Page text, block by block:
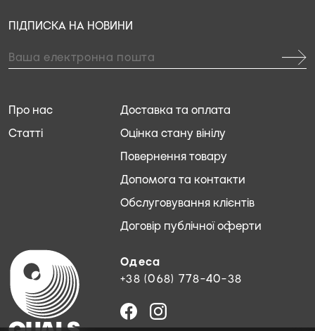
Одеса
+38 (068) 778-40-38
Доставка та оплата
Оцінка стану вінілу
Повернення товару
Допомога та контакти
Обслуговування клієнтів
Договір публічної оферти
Про нас
Статті
ПІДПИСКА НА НОВИНИ